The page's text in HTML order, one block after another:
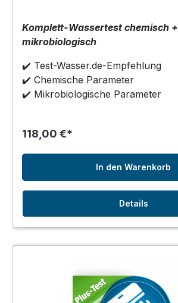
Komplett-Wassertest chemisch +
mikrobiologisch
✔️ Test-Wasser.de-Empfehlung
✔️ Chemische Parameter
✔️ Mikrobiologische Parameter
118,00 €*
In den Warenkorb
Details